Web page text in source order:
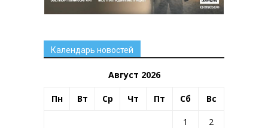
Календарь новостей
Август 2026
Пн Вт Ср Чт Пт Сб Вс
1
2